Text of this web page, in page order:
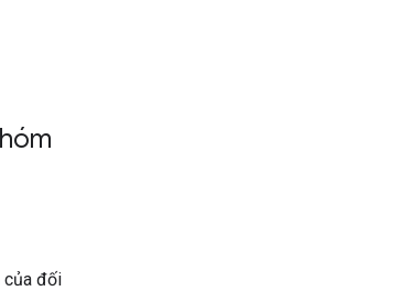
của đối